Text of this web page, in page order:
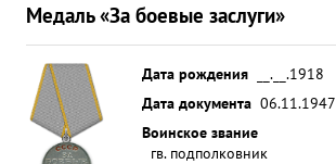
Медаль «За боевые заслуги»
Дата рождения
__.__.1918
Дата документа 06.11.1947
Воинское звание
гв. подполковник